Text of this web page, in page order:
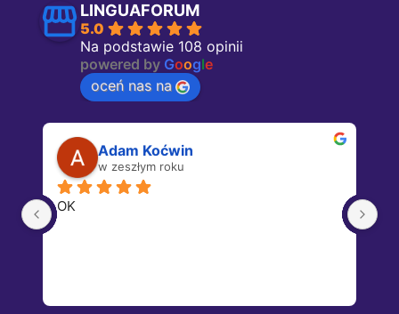
LINGUAFORUM
5.0
Na podstawie 108 opinii
powered by Google
oceń nas na
Adam Koćwin
w zeszłym roku
OK